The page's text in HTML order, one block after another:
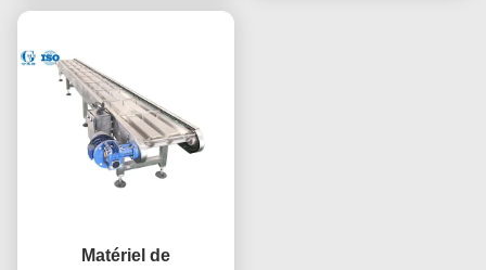
Matériel de